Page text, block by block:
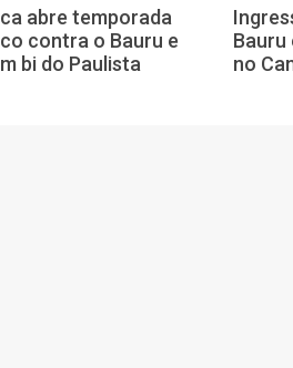
abre temporada
contra o Bauru e
bi do Paulista
Bauru
no